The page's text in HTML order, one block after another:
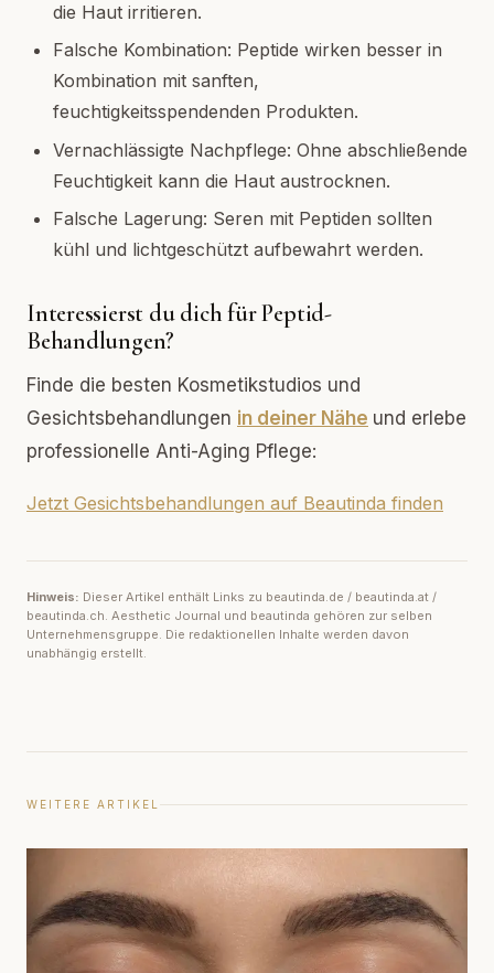
die Haut irritieren.
Falsche Kombination: Peptide wirken besser in
Kombination mit sanften,
feuchtigkeitsspendenden Produkten.
Vernachlässigte Nachpflege: Ohne abschließende
Feuchtigkeit kann die Haut austrocknen.
Falsche Lagerung: Seren mit Peptiden sollten
kühl und lichtgeschützt aufbewahrt werden.
Interessierst du dich für Peptid-
Behandlungen?
Finde die besten Kosmetikstudios und
Gesichtsbehandlungen in deiner Nähe und erlebe
professionelle Anti-Aging Pflege:
Jetzt Gesichtsbehandlungen auf Beautinda finden
Hinweis: Dieser Artikel enthält Links zu beautinda.de / beautinda.at /
beautinda.ch. Aesthetic Journal und beautinda gehören zur selben
Unternehmensgruppe. Die redaktionellen Inhalte werden davon
unabhängig erstellt.
WEITERE ARTIKEL